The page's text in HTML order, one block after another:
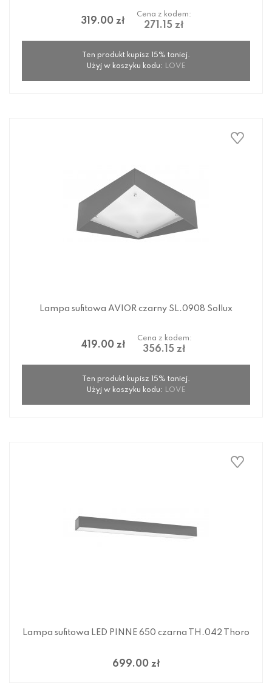
319.00 zł
Cena z kodem:
271.15 zł
Ten produkt kupisz 15% taniej.
Użyj w koszyku kodu: LOVE
Lampa sufitowa AVIOR czarny SL.0908 Sollux
419.00 zł
Cena z kodem:
356.15 zł
Ten produkt kupisz 15% taniej.
Użyj w koszyku kodu: LOVE
Lampa sufitowa LED PINNE 650 czarna TH.042 Thoro
699.00 zł